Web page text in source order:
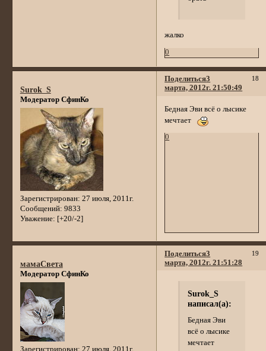
жалко
0
Поделиться 18
3
марта, 2012г. 21:50:49
Surok_S
Модератор СфинКо
Зарегистрирован: 27 июля, 2011г.
Сообщений: 9833
Уважение: [+20/-2]
Бедная Эви всё о лысике
мечтает
0
Поделиться 19
3
марта, 2012г. 21:51:28
мамаСвета
Модератор СфинКо
Зарегистрирован: 27 июля, 2011г.
Surok_S
написал(а):
Бедная Эви
всё о лысике
мечтает